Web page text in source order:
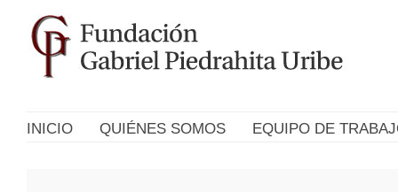
INICIO QUIÉNES SOMOS EQUIPO DE